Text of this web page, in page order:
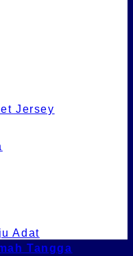
Jersey
Adat
Tangga